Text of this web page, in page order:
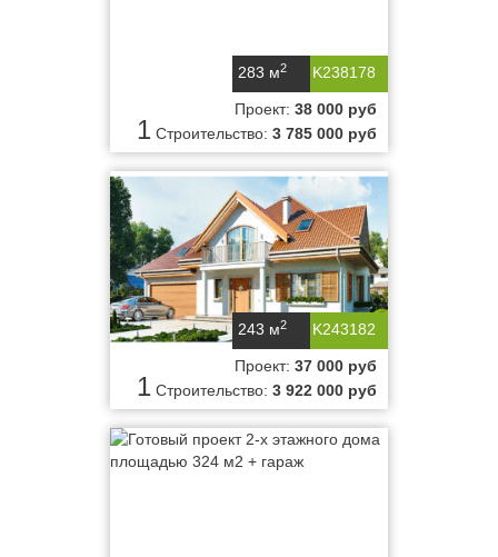
K238178
283 м2
1
Проект: 38 000 руб
Строительство: 3 785 000 руб
K243182
243 м2
1
Проект: 37 000 руб
Строительство: 3 922 000 руб